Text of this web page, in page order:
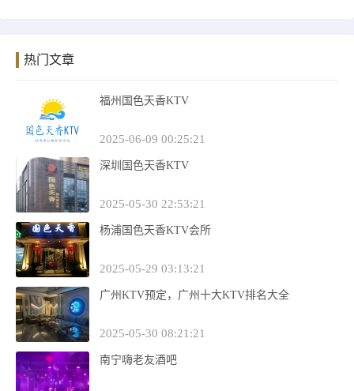
热门文章
福州国色天香KTV
2025-06-09 00:25:21
深圳国色天香KTV
2025-05-30 22:53:21
杨浦国色天香KTV会所
2025-05-29 03:13:21
广州KTV预定，广州十大KTV排名大全
2025-05-30 08:21:21
南宁嗨老友酒吧